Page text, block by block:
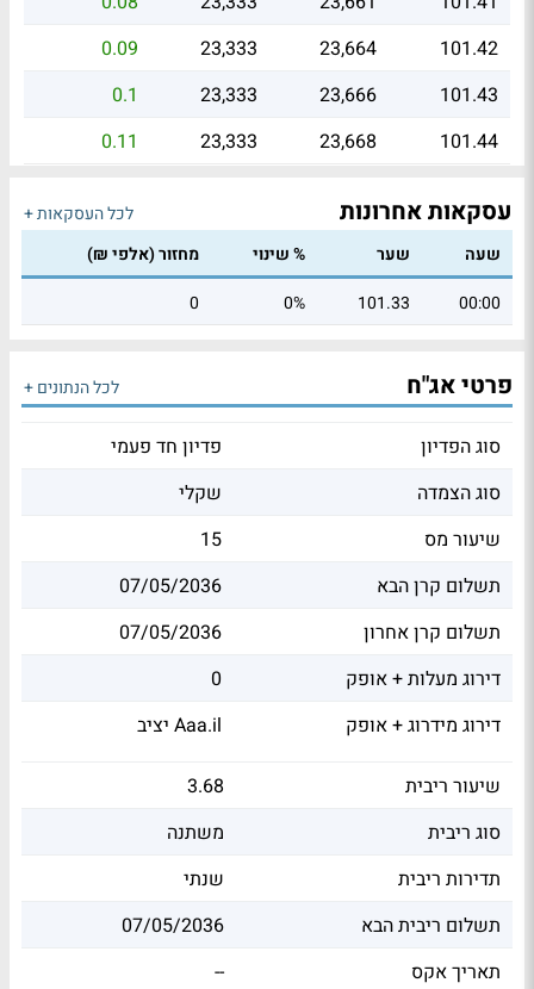
101.42
23,664
23,333
0.09
101.43
23,666
23,333
0.1
101.44
23,668
23,333
0.11
עסקאות אחרונות
לכל העסקאות +
שעה
שער % שינוי
מחזור (אלפי ₪)
00:00
101.33
0%
0
פרטי אג"ח לכל הנתונים +
סוג הפדיון
פדיון חד פעמי
סוג הצמדה
שקלי
שיעור מס
15
תשלום קרן הבא
07/05/2036
תשלום קרן אחרון
07/05/2036
דירוג מעלות + אופק
0
דירוג מידרוג + אופק
יציב Aaa.il
שיעור ריבית
3.68
סוג ריבית
משתנה
תדירות ריבית
שנתי
תשלום ריבית הבא
07/05/2036
תאריך אקס
--